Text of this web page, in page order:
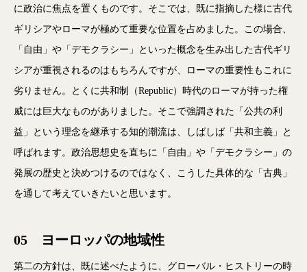
に政治に焦点を置くものです。そこでは、既に指摘した様に古代
ギリシアやローマが極めて重要な位置を占めました。この場合、
「自由」や「デモクラシー」といった概念を生み出した古代ギリ
シアが重視されるのはもちろんですが、ローマの重要性もこれに
劣りません。とくに共和制（Republic）時代のローマが持った権
威には巨大なものがありました。そこで強調された「公共の利
益」という理念を継承する知的潮流は、しばしば「共和主義」と
呼ばれます。政治思想史を直ちに「自由」や「デモクラシー」の
発展の歴史と決めつけるのではなく、こうした具体的な「古典」
を通して考えていきたいと思います。
05 ヨーロッパの地域性
第二の方針は、既に述べたように、グローバル・ヒストリーの時